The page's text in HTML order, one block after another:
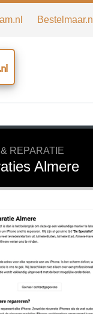
Bestelmaar.nl
REPARATIE
Almere